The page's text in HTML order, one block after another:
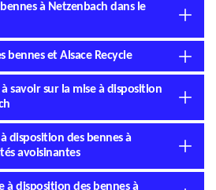
à Netzenbach dans le
bennes et Alsace Recycle
savoir sur la mise à disposition
disposition des bennes à
avoisinantes
à disposition des bennes à